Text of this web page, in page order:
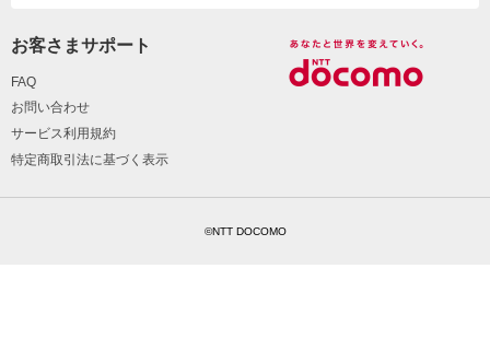
お客さまサポート
FAQ
お問い合わせ
サービス利用規約
特定商取引法に基づく表示
©NTT DOCOMO